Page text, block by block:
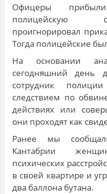
Офицеры
полицейскую
проигнорировал
Тогда полицейские
На основании
сегодняшний день
сотрудник
следствием по
действиях или
они проходят как
Ранее мы
Кантабрии
психических
в своей квартире и
два баллона бутана.